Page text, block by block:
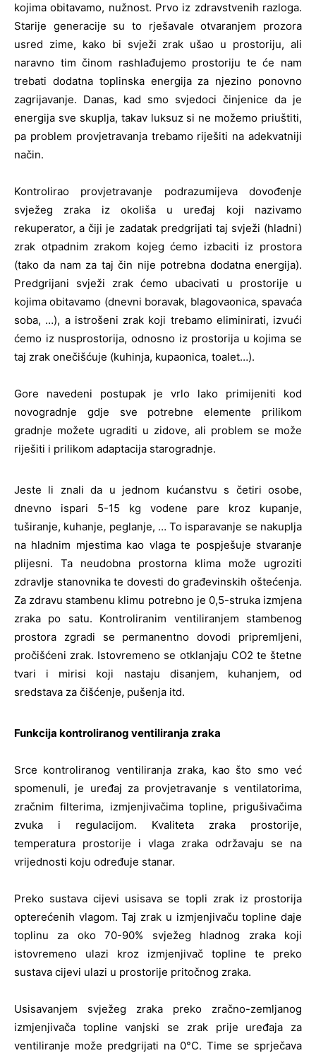
kojima obitavamo, nužnost. Prvo iz zdravstvenih razloga.
Starije generacije su to rješavale otvaranjem prozora
usred zime, kako bi svježi zrak ušao u prostoriju, ali
naravno tim činom rashlađujemo prostoriju te će nam
trebati dodatna toplinska energija za njezino ponovno
zagrijavanje. Danas, kad smo svjedoci činjenice da je
energija sve skuplja, takav luksuz si ne možemo priuštiti,
pa problem provjetravanja trebamo riješiti na adekvatniji
način.
Kontrolirao provjetravanje podrazumijeva dovođenje
svježeg zraka iz okoliša u uređaj koji nazivamo
rekuperator, a čiji je zadatak predgrijati taj svježi (hladni)
zrak otpadnim zrakom kojeg ćemo izbaciti iz prostora
(tako da nam za taj čin nije potrebna dodatna energija).
Predgrijani svježi zrak ćemo ubacivati u prostorije u
kojima obitavamo (dnevni boravak, blagovaonica, spavaća
soba, …), a istrošeni zrak koji trebamo eliminirati, izvući
ćemo iz nusprostorija, odnosno iz prostorija u kojima se
taj zrak onečišćuje (kuhinja, kupaonica, toalet…).
Gore navedeni postupak je vrlo lako primijeniti kod
novogradnje gdje sve potrebne elemente prilikom
gradnje možete ugraditi u zidove, ali problem se može
riješiti i prilikom adaptacija starogradnje.
Jeste li znali da u jednom kućanstvu s četiri osobe,
dnevno ispari 5-15 kg vodene pare kroz kupanje,
tuširanje, kuhanje, peglanje, … To isparavanje se nakuplja
na hladnim mjestima kao vlaga te pospješuje stvaranje
plijesni. Ta neudobna prostorna klima može ugroziti
zdravlje stanovnika te dovesti do građevinskih oštećenja.
Za zdravu stambenu klimu potrebno je 0,5-struka izmjena
zraka po satu. Kontroliranim ventiliranjem stambenog
prostora zgradi se permanentno dovodi pripremljeni,
pročišćeni zrak. Istovremeno se otklanjaju CO2 te štetne
tvari i mirisi koji nastaju disanjem, kuhanjem, od
sredstava za čišćenje, pušenja itd.
Funkcija kontroliranog ventiliranja zraka
Srce kontroliranog ventiliranja zraka, kao što smo već
spomenuli, je uređaj za provjetravanje s ventilatorima,
zračnim filterima, izmjenjivačima topline, prigušivačima
zvuka i regulacijom. Kvaliteta zraka prostorije,
temperatura prostorije i vlaga zraka održavaju se na
vrijednosti koju određuje stanar.
Preko sustava cijevi usisava se topli zrak iz prostorija
opterećenih vlagom. Taj zrak u izmjenjivaču topline daje
toplinu za oko 70-90% svježeg hladnog zraka koji
istovremeno ulazi kroz izmjenjivač topline te preko
sustava cijevi ulazi u prostorije pritočnog zraka.
Usisavanjem svježeg zraka preko zračno-zemljanog
izmjenjivača topline vanjski se zrak prije uređaja za
ventiliranje može predgrijati na 0°C. Time se sprječava